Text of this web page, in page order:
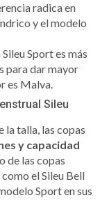
radica en
y el modelo
Sport es más
para dar mayor
es Malva.
Sileu
la talla, las copas
y capacidad
de las copas
el Sileu Bell
Sport en sus